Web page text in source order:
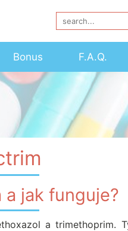
Bonus F.A.Q.
a jak funguje?
a trimethoprim.